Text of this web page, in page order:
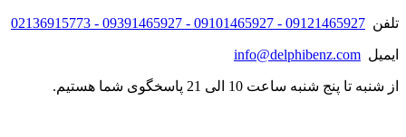
تلفن 09121465927 - 09101465927 - 09391465927 - 02136915773
ایمیل info@delphibenz.com
از شنبه تا پنج شنبه ساعت 10 الی 21 پاسخگوی شما هستیم.